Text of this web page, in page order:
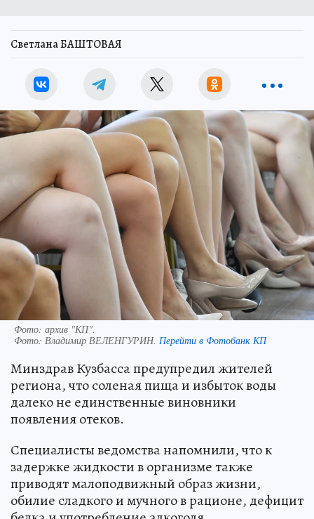
Светлана БАШТОВАЯ
Фото: архив "КП".
Фото: Владимир ВЕЛЕНГУРИН. Перейти в Фотобанк КП
Минздрав Кузбасса предупредил жителей
региона, что соленая пища и избыток воды
далеко не единственные виновники
появления отеков.
Специалисты ведомства напомнили, что к
задержке жидкости в организме также
приводят малоподвижный образ жизни,
обилие сладкого и мучного в рационе, дефицит